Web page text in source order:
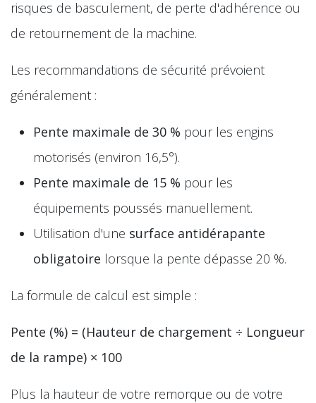
risques de basculement, de perte d'adhérence ou
de retournement de la machine.
Les recommandations de sécurité prévoient
généralement :
Pente maximale de 30 % pour les engins
motorisés (environ 16,5°).
Pente maximale de 15 % pour les
équipements poussés manuellement.
Utilisation d'une surface antidérapante
obligatoire lorsque la pente dépasse 20 %.
La formule de calcul est simple :
Pente (%) = (Hauteur de chargement ÷ Longueur
de la rampe) × 100
Plus la hauteur de votre remorque ou de votre